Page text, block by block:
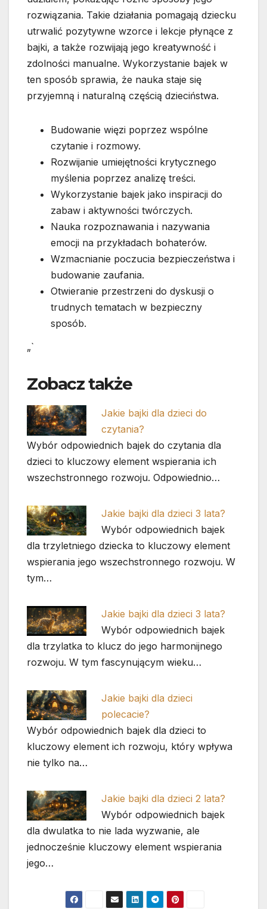
rozwiązania. Takie działania pomagają dziecku
utrwalić pozytywne wzorce i lekcje płynące z
bajki, a także rozwijają jego kreatywność i
zdolności manualne. Wykorzystanie bajek w
ten sposób sprawia, że nauka staje się
przyjemną i naturalną częścią dzieciństwa.
Budowanie więzi poprzez wspólne
czytanie i rozmowy.
Rozwijanie umiejętności krytycznego
myślenia poprzez analizę treści.
Wykorzystanie bajek jako inspiracji do
zabaw i aktywności twórczych.
Nauka rozpoznawania i nazywania
emocji na przykładach bohaterów.
Wzmacnianie poczucia bezpieczeństwa i
budowanie zaufania.
Otwieranie przestrzeni do dyskusji o
trudnych tematach w bezpieczny
sposób.
„`
Zobacz także
Jakie bajki dla dzieci do
czytania?
Wybór odpowiednich bajek do czytania dla
dzieci to kluczowy element wspierania ich
wszechstronnego rozwoju. Odpowiednio…
Jakie bajki dla dzieci 3 lata?
Wybór odpowiednich bajek
dla trzyletniego dziecka to kluczowy element
wspierania jego wszechstronnego rozwoju. W
tym…
Jakie bajki dla dzieci 3 lata?
Wybór odpowiednich bajek
dla trzylatka to klucz do jego harmonijnego
rozwoju. W tym fascynującym wieku…
Jakie bajki dla dzieci
polecacie?
Wybór odpowiednich bajek dla dzieci to
kluczowy element ich rozwoju, który wpływa
nie tylko na…
Jakie bajki dla dzieci 2 lata?
Wybór odpowiednich bajek
dla dwulatka to nie lada wyzwanie, ale
jednocześnie kluczowy element wspierania
jego…